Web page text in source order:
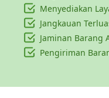
Menyediakan
Jangkauan
Jaminan Barang
Pengiriman